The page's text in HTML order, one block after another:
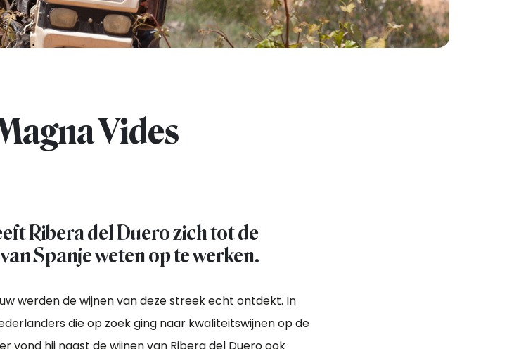
Vides
Ribera del Duero zich tot de
Spanje weten op te werken.
werden de wijnen van deze streek echt ontdekt. In
die op zoek ging naar kwaliteitswijnen op de